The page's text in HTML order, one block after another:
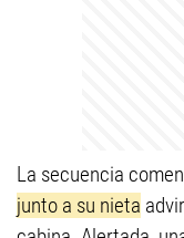
La secuencia
junto a su nieta